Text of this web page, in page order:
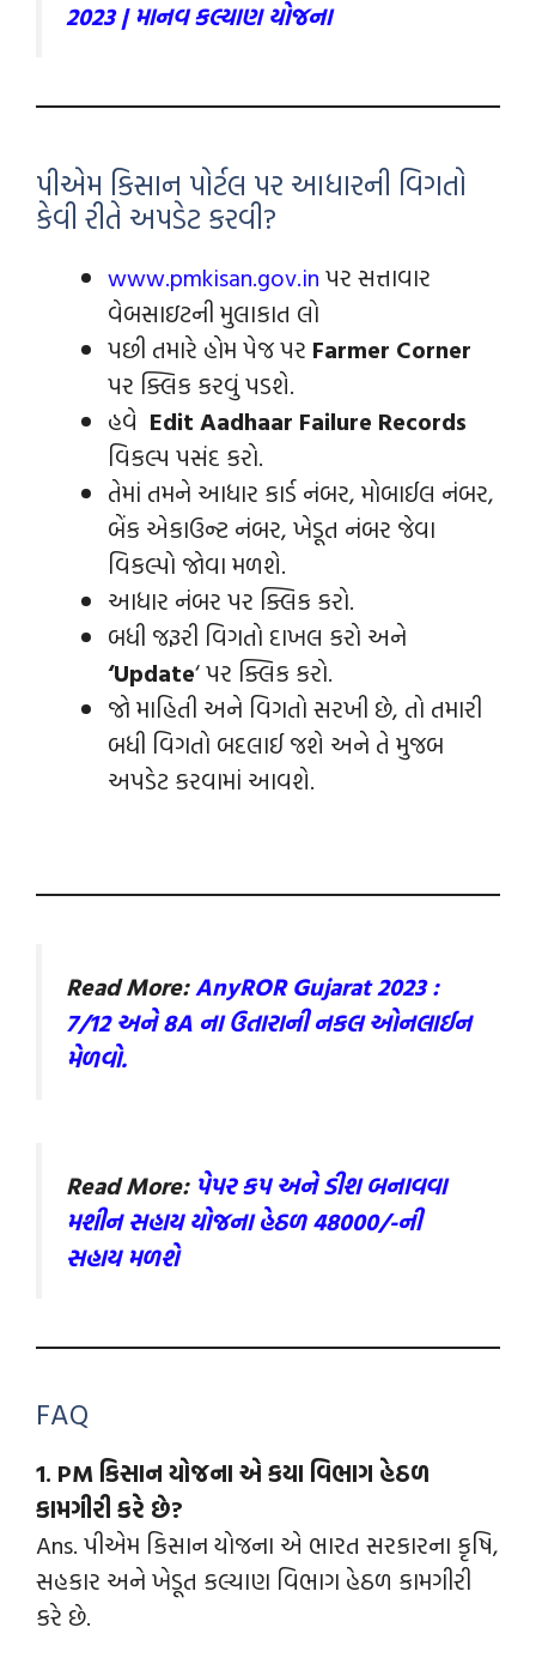
2023 | માનવ કલ્યાણ યોજના
પીએમ કિસાન પોર્ટલ પર આધારની વિગતો
કેવી રીતે અપડેટ કરવી?
www.pmkisan.gov.in પર સત્તાવાર
વેબસાઇટની મુલાકાત લો
પછી તમારે હોમ પેજ પર Farmer Corner
પર ક્લિક કરવું પડશે.
હવે Edit Aadhaar Failure Records
વિકલ્પ પસંદ કરો.
તેમાં તમને આધાર કાર્ડ નંબર, મોબાઈલ નંબર,
બેંક એકાઉન્ટ નંબર, ખેડૂત નંબર જેવા
વિકલ્પો જોવા મળશે.
આધાર નંબર પર ક્લિક કરો.
બધી જરૂરી વિગતો દાખલ કરો અને
‘Update‘ પર ક્લિક કરો.
જો માહિતી અને વિગતો સરખી છે, તો તમારી
બધી વિગતો બદલાઈ જશે અને તે મુજબ
અપડેટ કરવામાં આવશે.
Read More:AnyROR Gujarat 2023 :
7/12 અને 8A ના ઉતારાની નકલ ઓનલાઈન
મેળવો.
Read More: પેપર કપ અને ડીશ બનાવવા
મશીન સહાય યોજના હેઠળ 48000/-ની
સહાય મળશે
FAQ
1. PM કિસાન યોજના એ કયા વિભાગ હેઠળ
કામગીરી કરે છે?
Ans. પીએમ કિસાન યોજના એ ભારત સરકારના કૃષિ,
સહકાર અને ખેડૂત કલ્યાણ વિભાગ હેઠળ કામગીરી
કરે છે.